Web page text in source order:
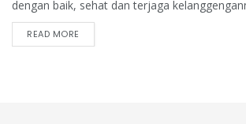
dengan baik, sehat dan terjaga
READ MORE